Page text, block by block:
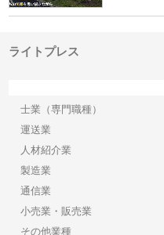
ライトプレス
士業（専門職種）
運送業
人材紹介業
製造業
通信業
小売業・販売業
その他業種